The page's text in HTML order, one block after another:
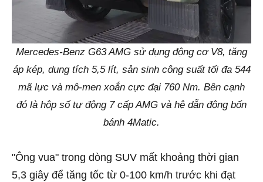
Mercedes-Benz G63 AMG sử dụng động cơ V8, tăng
áp kép, dung tích 5,5 lít, sản sinh công suất tối đa 544
mã lực và mô-men xoắn cực đại 760 Nm. Bên cạnh
đó là hộp số tự động 7 cấp AMG và hệ dẫn động bốn
bánh 4Matic.
"Ông vua" trong dòng SUV mất khoảng thời gian
5,3 giây để tăng tốc từ 0-100 km/h trước khi đạt